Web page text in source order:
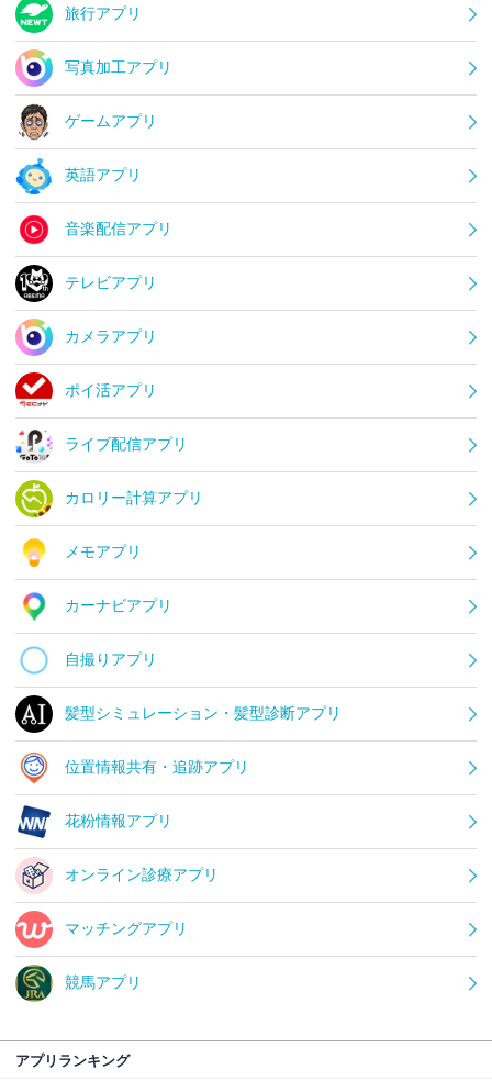
旅行アプリ
写真加工アプリ
ゲームアプリ
英語アプリ
音楽配信アプリ
テレビアプリ
カメラアプリ
ポイ活アプリ
ライブ配信アプリ
カロリー計算アプリ
メモアプリ
カーナビアプリ
自撮りアプリ
髪型シミュレーション・髪型診断アプリ
位置情報共有・追跡アプリ
花粉情報アプリ
オンライン診療アプリ
マッチングアプリ
競馬アプリ
アプリランキング